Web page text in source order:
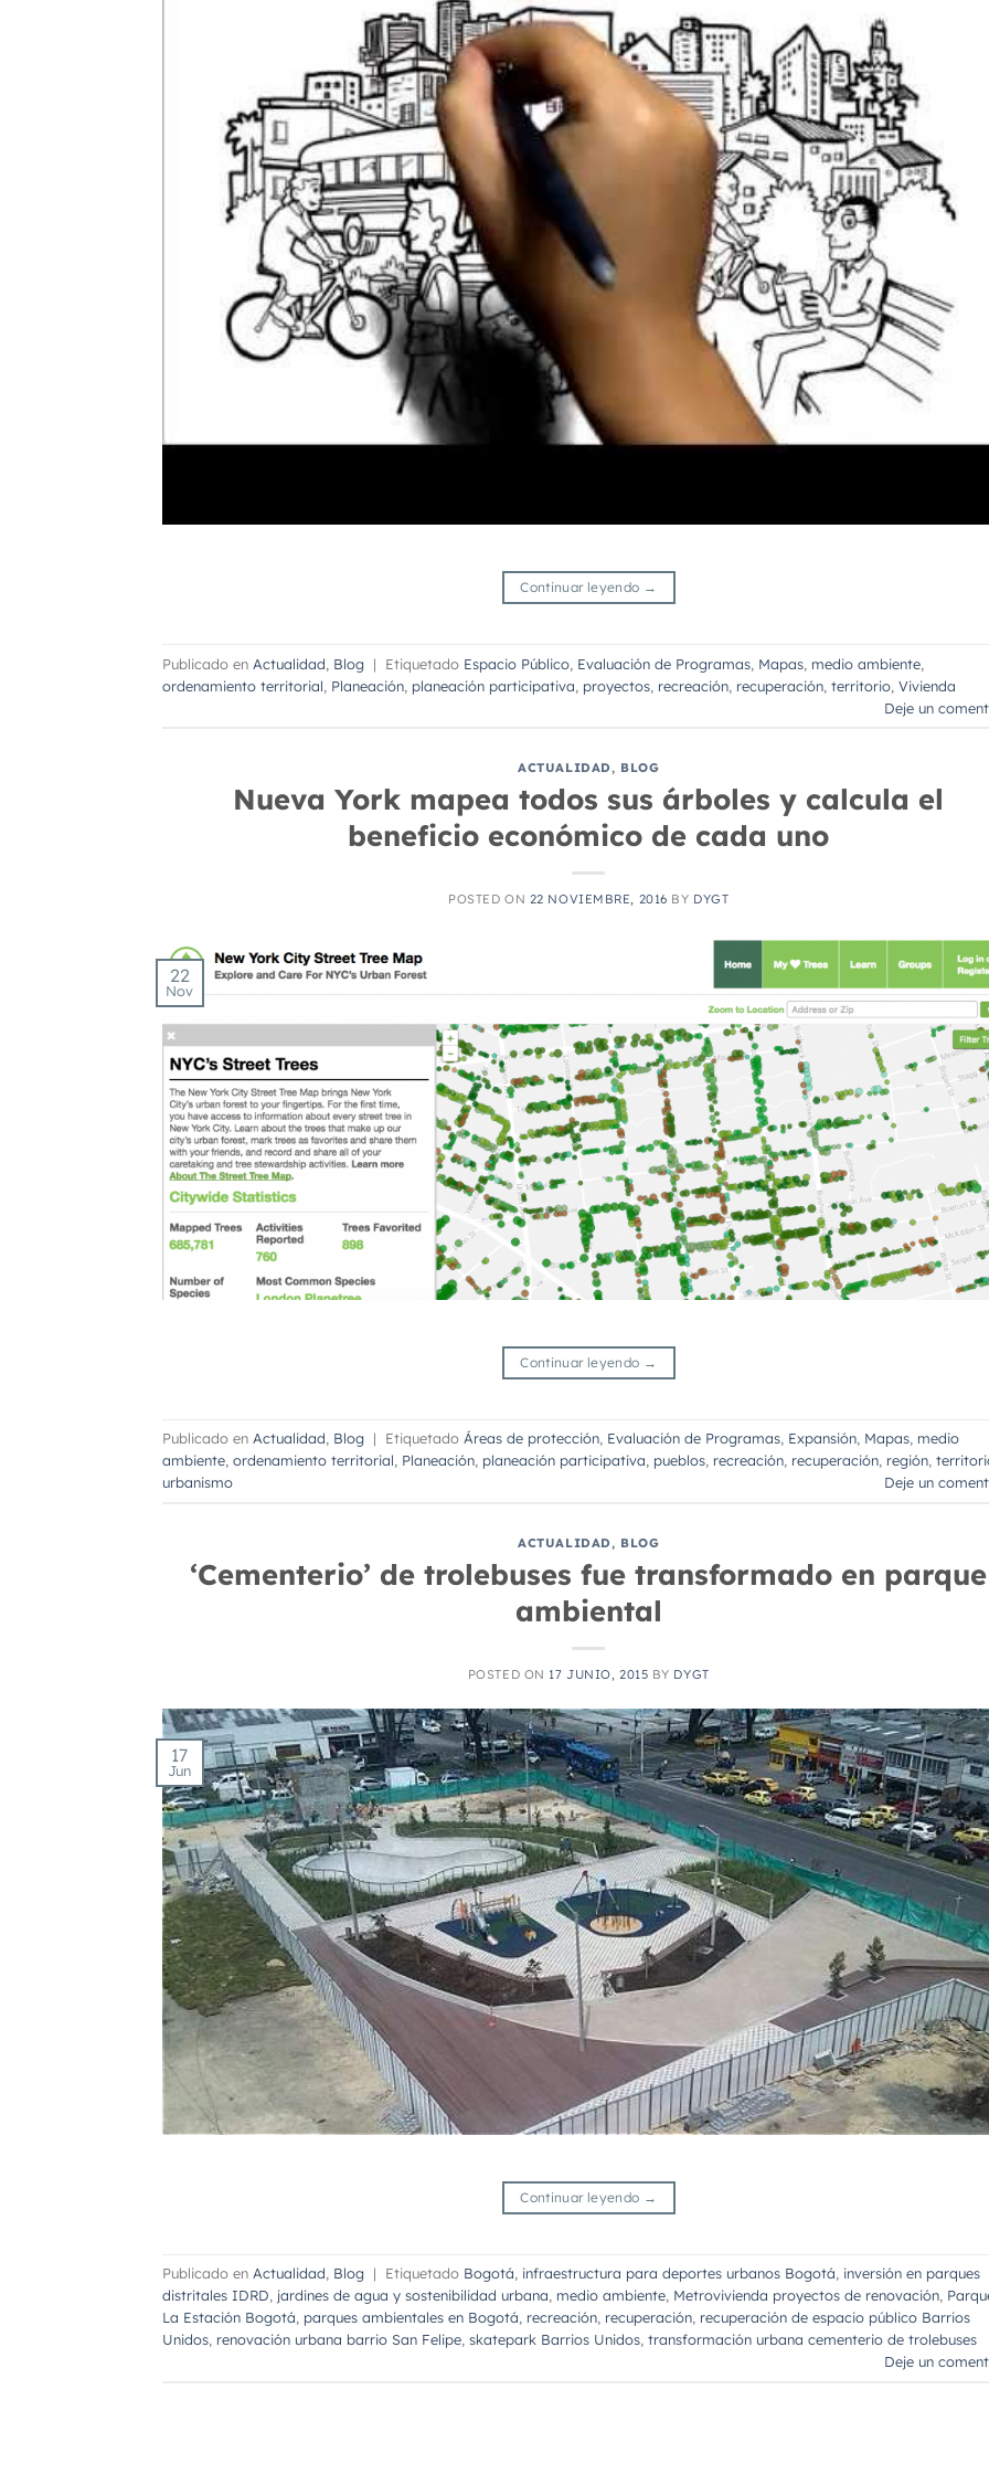
Continuar leyendo →
Publicado en Actualidad Blog | Etiquetado Espacio Público Evaluación de Programas Mapas medio ambiente
ordenamiento territorial Planeación planeación participativa proyectos recreación recuperación territorio Vivienda
Deje un
ACTUALIDAD, BLOG
Nueva York mapea todos sus árboles y calcula el
beneficio económico de cada uno
POSTED ON 22 NOVIEMBRE, 2016 BY DYGT
22
Nov
Continuar leyendo →
Publicado en Actualidad, Blog | Etiquetado Áreas de protección, Evaluación de Programas, Expansión, Mapas, medio
ambiente, ordenamiento territorial, Planeación, planeación participativa, pueblos, recreación, recuperación, región,
urbanismo
Deje un
ACTUALIDAD, BLOG
‘Cementerio’ de trolebuses fue transformado en parque
ambiental
POSTED ON 17 JUNIO, 2015 BY DYGT
17
Jun
Continuar leyendo →
Publicado en Actualidad, Blog | Etiquetado Bogotá, infraestructura para deportes urbanos Bogotá, inversión en parques
distritales IDRD, jardines de agua y sostenibilidad urbana, medio ambiente, Metrovivienda proyectos de renovación,
La Estación Bogotá, parques ambientales en Bogotá, recreación, recuperación, recuperación de espacio público Barrios
Unidos, renovación urbana barrio San Felipe, skatepark Barrios Unidos, transformación urbana cementerio de trolebuses
Deje un